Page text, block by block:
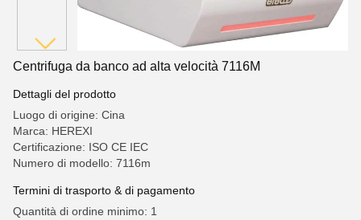
Centrifuga da banco ad alta velocità 7116M
Dettagli del prodotto
Luogo di origine: Cina
Marca: HEREXI
Certificazione: ISO CE IEC
Numero di modello: 7116m
Termini di trasporto & di pagamento
Quantità di ordine minimo: 1